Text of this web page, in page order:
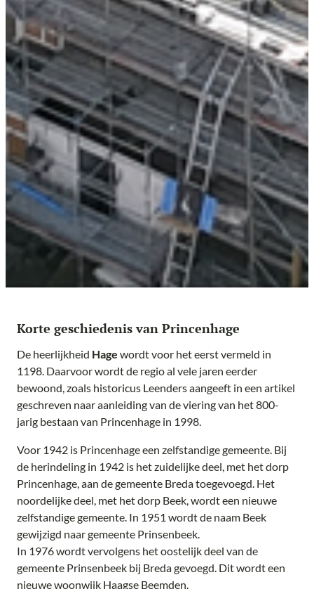
Korte geschiedenis van Princenhage
De heerlijkheid Hage wordt voor het eerst vermeld in
1198. Daarvoor wordt de regio al vele jaren eerder
bewoond, zoals historicus Leenders aangeeft in een artikel
geschreven naar aanleiding van de viering van het 800-
jarig bestaan van Princenhage in 1998.
Voor 1942 is Princenhage een zelfstandige gemeente. Bij
de herindeling in 1942 is het zuidelijke deel, met het dorp
Princenhage, aan de gemeente Breda toegevoegd. Het
noordelijke deel, met het dorp Beek, wordt een nieuwe
zelfstandige gemeente. In 1951 wordt de naam Beek
gewijzigd naar gemeente Prinsenbeek.
In 1976 wordt vervolgens het oostelijk deel van de
gemeente Prinsenbeek bij Breda gevoegd. Dit wordt een
nieuwe woonwijk Haagse Beemden.